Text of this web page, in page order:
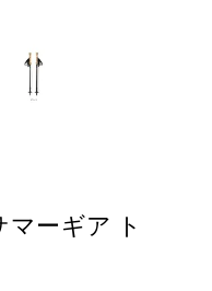
ーギア ト